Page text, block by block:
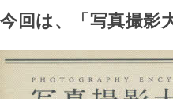
今回は、「写真撮影